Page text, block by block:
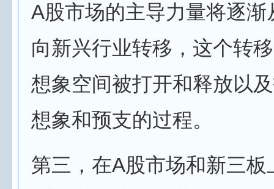
A股市场的主导力量将逐渐
向新兴行业转移，这个转
想象空间被打开和释放以
想象和预支的过程。
第三，在A股市场和新三板